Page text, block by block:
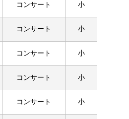
コンサート 小
コンサート 小
コンサート 小
コンサート 小
コンサート 小